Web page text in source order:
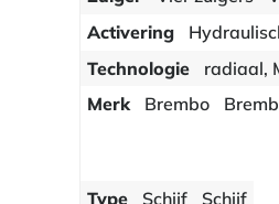
Activering
Technologie
radiaal,
Merk
Brembo
Type Schijf Schijf